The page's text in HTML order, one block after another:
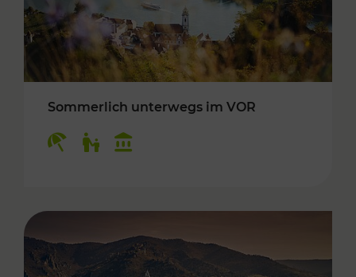
Sommerlich unterwegs im VOR